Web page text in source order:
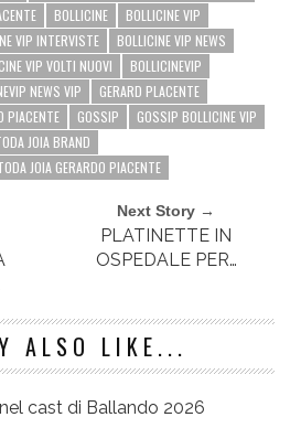
BOLLICINE
BOLLICINE VIP
VIP INTERVISTE
BOLLICINE VIP NEWS
VIP VOLTI NUOVI
BOLLICINEVIP
NEWS VIP
GERARD PLACENTE
PIACENTE GOSSIP
GOSSIP BOLLICINE VIP
JOIA BRAND
JOIA GERARDO PIACENTE
Next Story →
PLATINETTE IN
OSPEDALE PER…
ALSO LIKE...
cast di Ballando 2026